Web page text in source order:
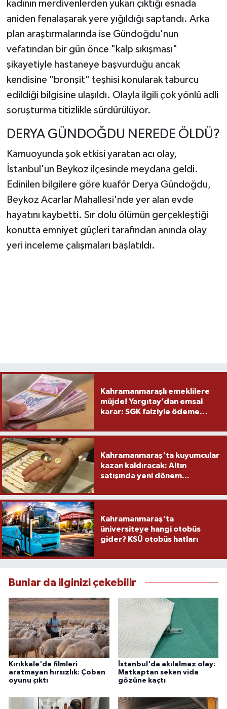
kadının merdivenlerden yukarı çıktığı esnada
aniden fenalaşarak yere yığıldığı saptandı. Arka
plan araştırmalarında ise Gündoğdu'nun
vefatından bir gün önce "kalp sıkışması"
şikayetiyle hastaneye başvurduğu ancak
kendisine "bronşit" teşhisi konularak taburcu
edildiği bilgisine ulaşıldı. Olayla ilgili çok yönlü adli
soruşturma titizlikle sürdürülüyor.
DERYA GÜNDOĞDU NEREDE ÖLDÜ?
Kamuoyunda şok etkisi yaratan acı olay,
İstanbul'un Beykoz ilçesinde meydana geldi.
Edinilen bilgilere göre kuaför Derya Gündoğdu,
Beykoz Acarlar Mahallesi'nde yer alan evde
hayatını kaybetti. Sır dolu ölümün gerçekleştiği
konutta emniyet güçleri tarafından anında olay
yeri inceleme çalışmaları başlatıldı.
Kahramanmaraşlı emeklilere
müjde! Yargıtay’dan emsal
karar: SGK faiziyle ödeme
Kahramanmaraş'ta kuyumcular
kazan kaldıracak: Altın
satışında yeni dönem...
Kahramanmaraş'ta
üniversiteye hangi otobüs
gider? KSÜ otobüs hatları
Bunlar da ilginizi çekebilir
Kırıkkale'de filmleri
aratmayan hırsızlık: Çoban
oyunu çıktı
İstanbul'da akılalmaz olay:
Matkaptan seken vida
gözüne kaçtı